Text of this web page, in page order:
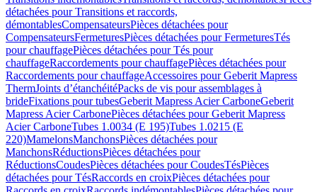
détachées pour Transitions et raccords,
démontablesCompensateursPièces détachées pour
CompensateursFermeturesPièces détachées pour FermeturesTés
pour chauffagePièces détachées pour Tés pour
chauffageRaccordements pour chauffagePièces détachées pour
Raccordements pour chauffageAccessoires pour Geberit Mapress
ThermJoints d’étanchéitéPacks de vis pour assemblages à
brideFixations pour tubesGeberit Mapress Acier CarboneGeberit
Mapress Acier CarbonePièces détachées pour Geberit Mapress
Acier CarboneTubes 1.0034 (E 195)Tubes 1.0215 (E
220)MamelonsManchonsPièces détachées pour
ManchonsRéductionsPièces détachées pour
RéductionsCoudesPièces détachées pour CoudesTésPièces
détachées pour TésRaccords en croixPièces détachées pour